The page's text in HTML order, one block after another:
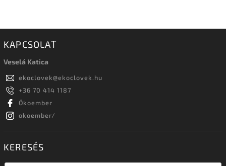
KAPCSOLAT
Veselá Katica
ekoclovek@ekoclovek.hu
+36 70 414 1187
Ökoember
okoember/
KERESÉS